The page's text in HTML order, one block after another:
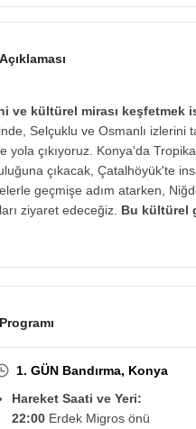
ve kültürel mirası
Selçuklu ve Osmanlı izlerini
yola çıkıyoruz. Konya'da
çıkacak, Çatalhöyük'te
geçmişe adım atarken,
ziyaret edeceğiz. Bu kültürel
1. GÜN Bandırma, Konya
Hareket Saati ve Yeri:
22:00 Erdek Migros önü